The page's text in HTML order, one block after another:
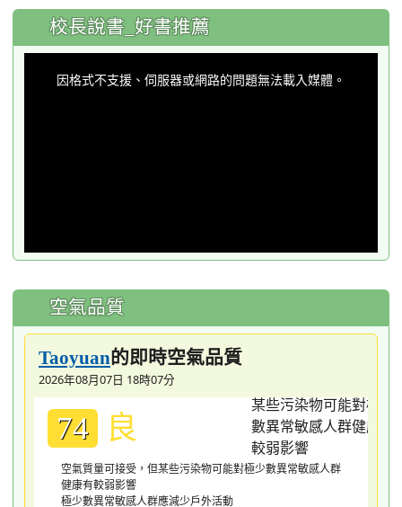
:::
校長說書_好書推薦
因格式不支援、伺服器或網路的問題無法載入媒體。
空氣品質
Taoyuan的即時空氣品質
2026年08月07日 18時07分
74 良
空氣質量可接受，但某些污染物可能對極少數異常敏感人群
健康有較弱影響
極少數異常敏感人群應減少戶外活動